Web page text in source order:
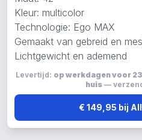
Kleur: multicolor
Technologie: Ego MAX
Gemaakt van gebreid en
Lichtgewicht en ademend
Levertijd: op werkdagen voor
huis—
€ 149,95 bij